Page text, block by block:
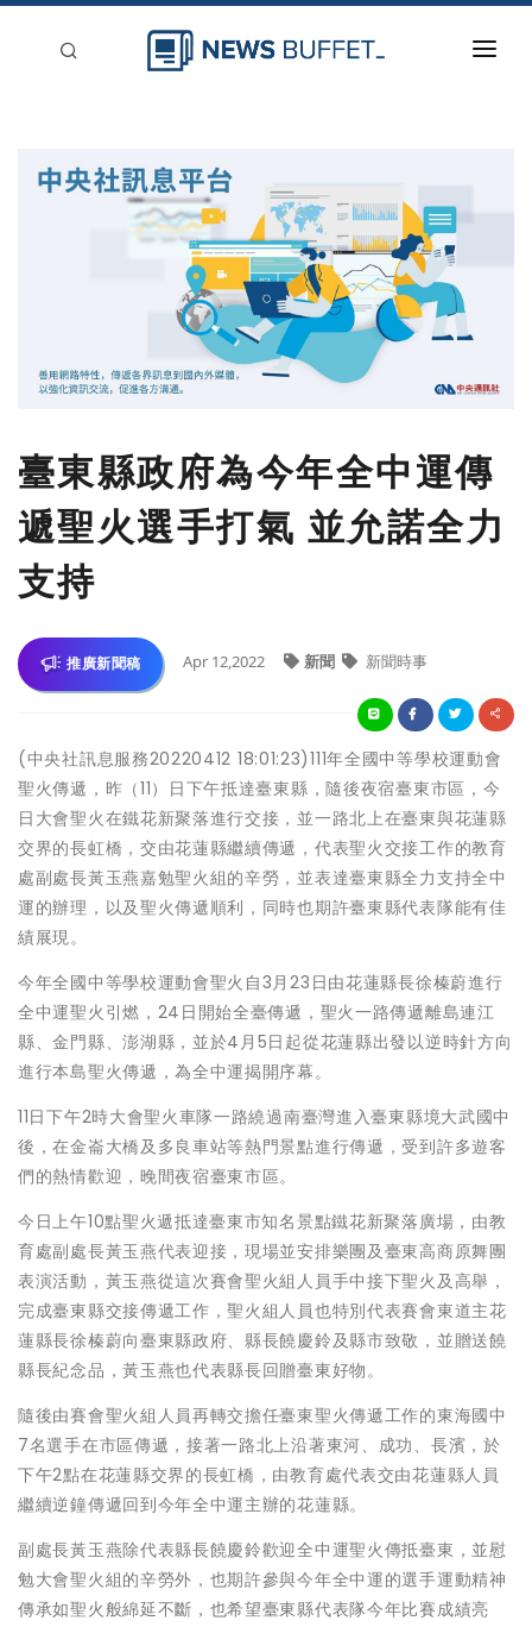
臺東縣政府為今年全中運傳
遞聖火選手打氣 並允諾全力
支持
推廣新聞稿 Apr 12,2022 新聞 新聞時事
(中央社訊息服務20220412 18:01:23)111年全國中等學校運動會
聖火傳遞，昨（11）日下午抵達臺東縣，隨後夜宿臺東市區，今
日大會聖火在鐵花新聚落進行交接，並一路北上在臺東與花蓮縣
交界的長虹橋，交由花蓮縣繼續傳遞，代表聖火交接工作的教育
處副處長黃玉燕嘉勉聖火組的辛勞，並表達臺東縣全力支持全中
運的辦理，以及聖火傳遞順利，同時也期許臺東縣代表隊能有佳
績展現。
今年全國中等學校運動會聖火自3月23日由花蓮縣長徐榛蔚進行
全中運聖火引燃，24日開始全臺傳遞，聖火一路傳遞離島連江
縣、金門縣、澎湖縣，並於4月5日起從花蓮縣出發以逆時針方向
進行本島聖火傳遞，為全中運揭開序幕。
11日下午2時大會聖火車隊一路繞過南臺灣進入臺東縣境大武國中
後，在金崙大橋及多良車站等熱門景點進行傳遞，受到許多遊客
們的熱情歡迎，晚間夜宿臺東市區。
今日上午10點聖火遞抵達臺東市知名景點鐵花新聚落廣場，由教
育處副處長黃玉燕代表迎接，現場並安排樂團及臺東高商原舞團
表演活動，黃玉燕從這次賽會聖火組人員手中接下聖火及高舉，
完成臺東縣交接傳遞工作，聖火組人員也特別代表賽會東道主花
蓮縣長徐榛蔚向臺東縣政府、縣長饒慶鈴及縣市致敬，並贈送饒
縣長紀念品，黃玉燕也代表縣長回贈臺東好物。
隨後由賽會聖火組人員再轉交擔任臺東聖火傳遞工作的東海國中
7名選手在市區傳遞，接著一路北上沿著東河、成功、長濱，於
下午2點在花蓮縣交界的長虹橋，由教育處代表交由花蓮縣人員
繼續逆鐘傳遞回到今年全中運主辦的花蓮縣。
副處長黃玉燕除代表縣長饒慶鈴歡迎全中運聖火傳抵臺東，並慰
勉大會聖火組的辛勞外，也期許參與今年全中運的選手運動精神
傳承如聖火般綿延不斷，也希望臺東縣代表隊今年比賽成績亮